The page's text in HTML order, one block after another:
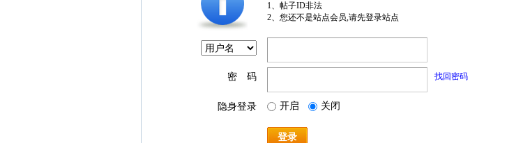
1、帖子ID非法
2、您还不是站点会员,请先登录站点
密 码 找回密码
隐身登录 开启 关闭
登录